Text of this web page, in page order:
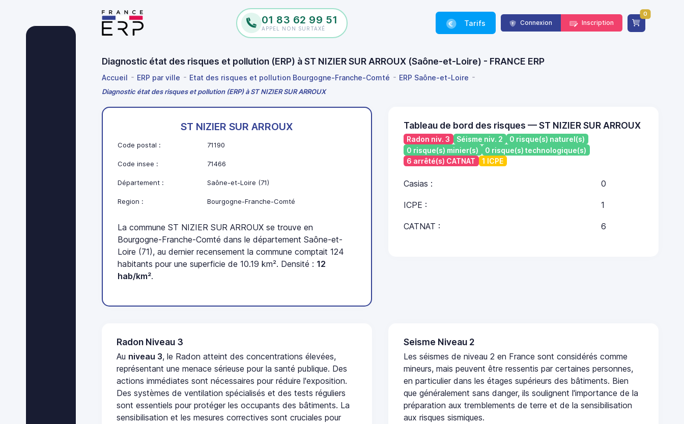
01 83 62 99 51
APPEL NON SURTAXÉ
Tarifs Connexion Inscription
0
Diagnostic état des risques et pollution (ERP) à ST NIZIER SUR ARROUX (Saône-et-Loire) - FRANCE ERP
Accueil ERP par ville Etat des risques et pollution Bourgogne-Franche-Comté ERP Saône-et-Loire
Diagnostic état des risques et pollution (ERP) à ST NIZIER SUR ARROUX
ST NIZIER SUR ARROUX
Code postal : 71190
Code insee : 71466
Département : Saône-et-Loire (71)
Region : Bourgogne-Franche-Comté
La commune ST NIZIER SUR ARROUX se trouve en
Bourgogne-Franche-Comté dans le département Saône-et-
Loire (71), au dernier recensement la commune comptait 124
habitants pour une superficie de 10.19 km². Densité : 12
hab/km².
Tableau de bord des risques — ST NIZIER SUR ARROUX
Radon niv. 3 Séisme niv. 2
0 risque(s) naturel(s)
0 risque(s) minier(s)
0 risque(s) technologique(s)
6 arrêté(s) CATNAT
1 ICPE
Casias : 0
ICPE : 1
CATNAT : 6
Radon Niveau 3
Au niveau 3, le Radon atteint des concentrations élevées,
représentant une menace sérieuse pour la santé publique. Des
actions immédiates sont nécessaires pour réduire l'exposition.
Des systèmes de ventilation spécialisés et des tests réguliers
sont essentiels pour protéger les occupants des bâtiments. La
sensibilisation et les mesures correctives sont cruciales pour
Seisme Niveau 2
Les séismes de niveau 2 en France sont considérés comme
mineurs, mais peuvent être ressentis par certaines personnes,
en particulier dans les étages supérieurs des bâtiments. Bien
que généralement sans danger, ils soulignent l'importance de la
préparation aux tremblements de terre et de la sensibilisation
aux risques sismiques.